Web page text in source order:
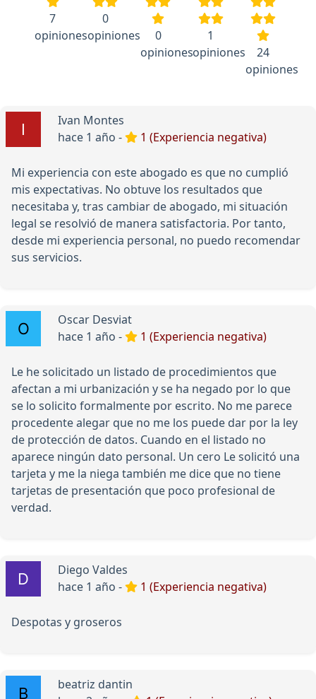
7
opiniones
0
opiniones
0
opiniones
1
opiniones
24
opiniones
Ivan Montes
hace 1 año -
1 (Experiencia negativa)
Mi experiencia con este abogado es que no cumplió
mis expectativas. No obtuve los resultados que
necesitaba y, tras cambiar de abogado, mi situación
legal se resolvió de manera satisfactoria. Por tanto,
desde mi experiencia personal, no puedo recomendar
sus servicios.
Oscar Desviat
hace 1 año -
1 (Experiencia negativa)
Le he solicitado un listado de procedimientos que
afectan a mi urbanización y se ha negado por lo que
se lo solicito formalmente por escrito. No me parece
procedente alegar que no me los puede dar por la ley
de protección de datos. Cuando en el listado no
aparece ningún dato personal. Un cero Le solicitó una
tarjeta y me la niega también me dice que no tiene
tarjetas de presentación que poco profesional de
verdad.
Diego Valdes
hace 1 año -
1 (Experiencia negativa)
Despotas y groseros
beatriz dantin